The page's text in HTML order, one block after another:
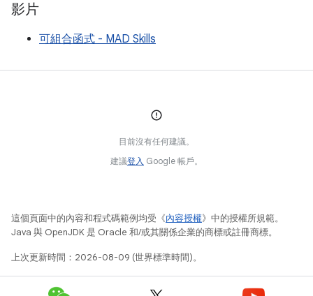
影片
可組合函式 - MAD Skills
目前沒有任何建議。
建議登入 Google 帳戶。
這個頁面中的內容和程式碼範例均受《內容授權》中的授權所規範。
Java 與 OpenJDK 是 Oracle 和/或其關係企業的商標或註冊商標。
上次更新時間：2026-08-09 (世界標準時間)。